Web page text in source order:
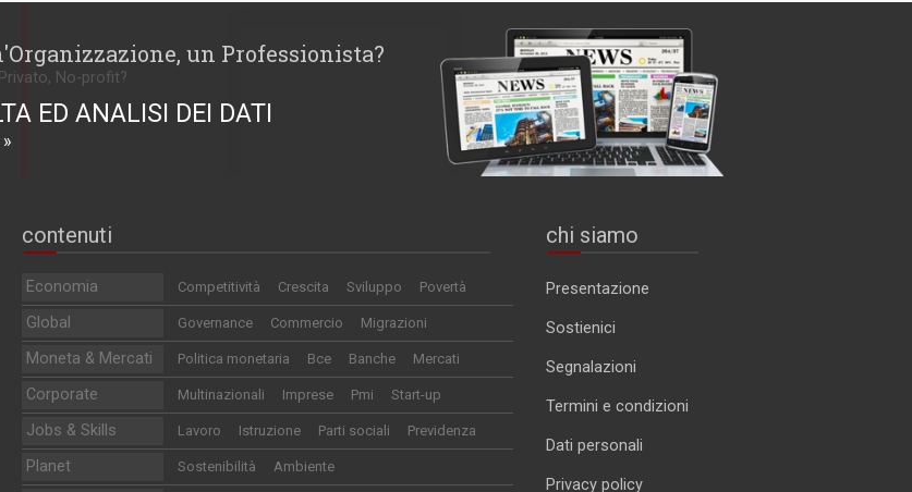
un Professionista?
No-profit?
ED ANALISI DEI DATI
contenuti
Economia Competitività Crescita Sviluppo Povertà
Global Governance Commercio Migrazioni
Moneta & Mercati Politica monetaria Bce Banche Mercati
Corporate Multinazionali Imprese Pmi Start-up
Jobs & Skills Lavoro Istruzione Parti sociali Previdenza
Planet Sostenibilità Ambiente
chi siamo
Presentazione
Sostienici
Segnalazioni
Termini e condizioni
Dati personali
Privacy policy